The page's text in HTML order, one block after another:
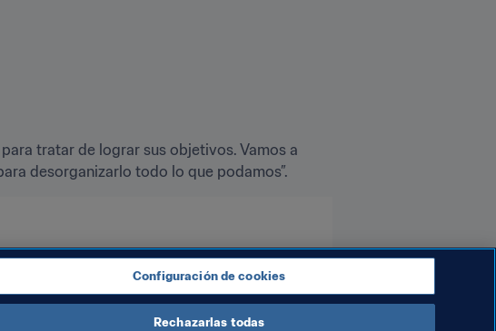
tratar de lograr sus objetivos. Vamos a
desorganizarlo todo lo que podamos”.
Configuración de cookies
Rechazarlas todas